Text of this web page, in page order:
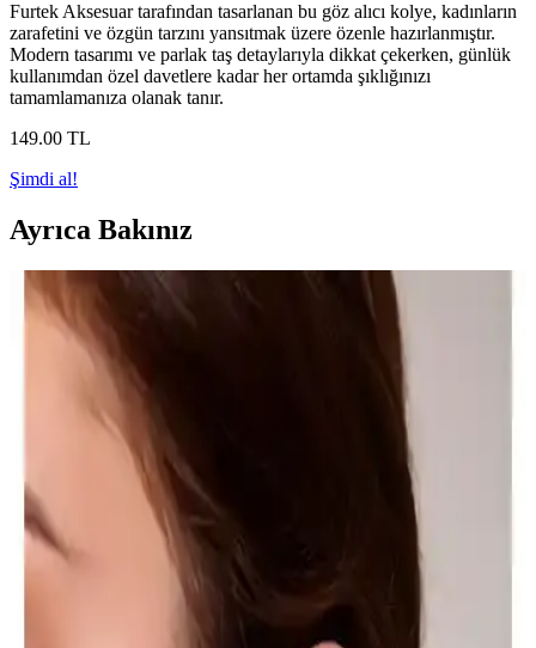
Furtek Aksesuar tarafından tasarlanan bu göz alıcı kolye, kadınların
zarafetini ve özgün tarzını yansıtmak üzere özenle hazırlanmıştır.
Modern tasarımı ve parlak taş detaylarıyla dikkat çekerken, günlük
kullanımdan özel davetlere kadar her ortamda şıklığınızı
tamamlamanıza olanak tanır.
149.00 TL
Şimdi al!
Ayrıca Bakınız
Venüs Accessory H Harfli Çelik Kolye: Şık ve
Dayanıklı Modern Takı Tasarımı
Venüs Accessory H Harfli Çelik Kolye, modern tasarımı ve
paslanmaz çelik yapısıyla şıklık ve dayanıklılığı bir arada sunar.
Günlük ve özel kullanımlar için uygun, cilt dostu ve estetik bir
Monalisa Kadın L Boy Kahverengi Tonlar 50'li
Lastik Toka Seti Şıklık ve Fonksiyonellik Bir Arada
50'li kahverengi tonlarındaki lastik toka seti, dayanıklı ve elastik
yapısıyla saçlara zarar vermeden pratik kullanım sağlar. Günlük
şıklık ve fonksiyonellik sunar.